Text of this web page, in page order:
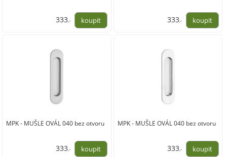
333,- 333,-
MPK - MUŠLE OVÁL 040 bez otvoru
333,-
MPK - MUŠLE OVÁL 040 bez otvoru
333,-